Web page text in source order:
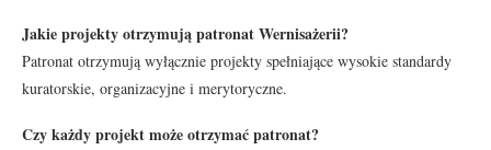
Jakie projekty otrzymują patronat Wernisażerii?
Patronat otrzymują wyłącznie projekty spełniające wysokie standardy
kuratorskie, organizacyjne i merytoryczne.
Czy każdy projekt może otrzymać patronat?